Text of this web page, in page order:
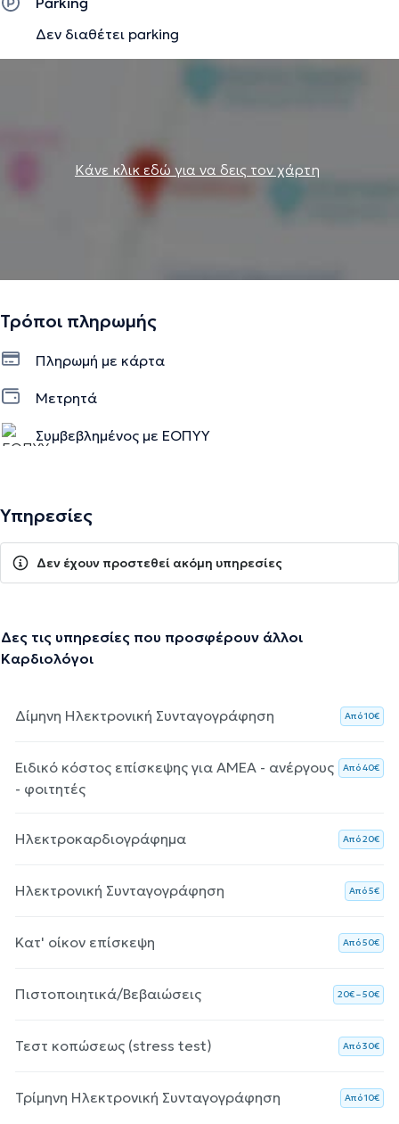
Δεν διαθέτει parking
Κάνε κλικ εδώ για να δεις τον χάρτη
Τρόποι πληρωμής
Πληρωμή με κάρτα
Μετρητά
Συμβεβλημένος με ΕΟΠΥΥ
Υπηρεσίες
Δεν έχουν προστεθεί ακόμη υπηρεσίες
Δες τις υπηρεσίες που προσφέρουν άλλοι
Καρδιολόγοι
Δίμηνη Ηλεκτρονική Συνταγογράφηση Aπό 10€
Ειδικό κόστος επίσκεψης για ΑΜΕΑ - ανέργους
- φοιτητές
Aπό 40€
Ηλεκτροκαρδιογράφημα Aπό 20€
Ηλεκτρονική Συνταγογράφηση Aπό 5€
Κατ' οίκον επίσκεψη Aπό 50€
Πιστοποιητικά/Βεβαιώσεις 20€ – 50€
Τεστ κοπώσεως (stress test) Aπό 30€
Τρίμηνη Ηλεκτρονική Συνταγογράφηση Aπό 10€